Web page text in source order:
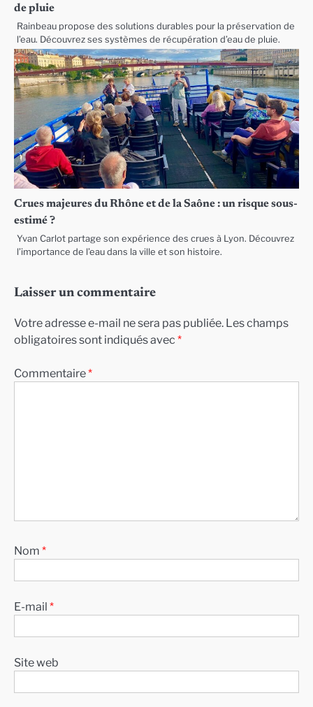
de pluie
Rainbeau propose des solutions durables pour la préservation de
l’eau. Découvrez ses systèmes de récupération d’eau de pluie.
Crues majeures du Rhône et de la Saône : un risque sous-
estimé ?
Yvan Carlot partage son expérience des crues à Lyon. Découvrez
l’importance de l’eau dans la ville et son histoire.
Laisser un commentaire
Votre adresse e-mail ne sera pas publiée. Les champs
obligatoires sont indiqués avec *
Commentaire*
Nom *
E-mail *
Site web